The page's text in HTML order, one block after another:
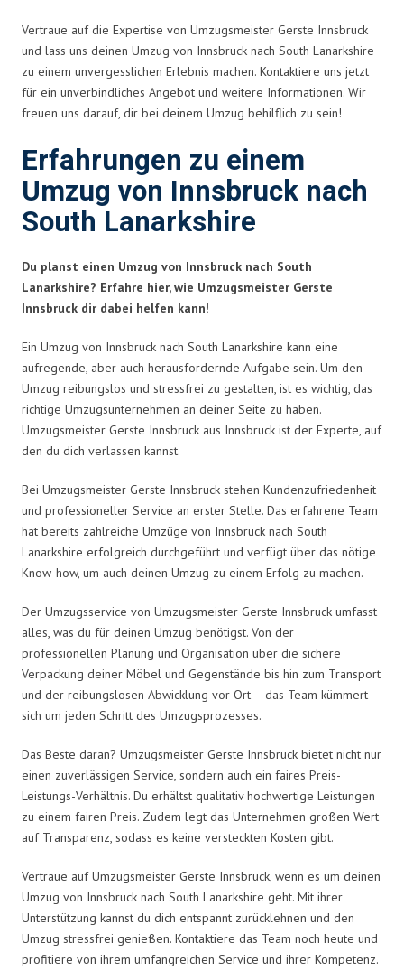
Vertraue auf die Expertise von Umzugsmeister Gerste Innsbruck
und lass uns deinen Umzug von Innsbruck nach South Lanarkshire
zu einem unvergesslichen Erlebnis machen. Kontaktiere uns jetzt
für ein unverbindliches Angebot und weitere Informationen. Wir
freuen uns darauf, dir bei deinem Umzug behilflich zu sein!
Erfahrungen zu einem
Umzug von Innsbruck nach
South Lanarkshire
Du planst einen Umzug von Innsbruck nach South
Lanarkshire? Erfahre hier, wie Umzugsmeister Gerste
Innsbruck dir dabei helfen kann!
Ein Umzug von Innsbruck nach South Lanarkshire kann eine
aufregende, aber auch herausfordernde Aufgabe sein. Um den
Umzug reibungslos und stressfrei zu gestalten, ist es wichtig, das
richtige Umzugsunternehmen an deiner Seite zu haben.
Umzugsmeister Gerste Innsbruck aus Innsbruck ist der Experte, auf
den du dich verlassen kannst.
Bei Umzugsmeister Gerste Innsbruck stehen Kundenzufriedenheit
und professioneller Service an erster Stelle. Das erfahrene Team
hat bereits zahlreiche Umzüge von Innsbruck nach South
Lanarkshire erfolgreich durchgeführt und verfügt über das nötige
Know-how, um auch deinen Umzug zu einem Erfolg zu machen.
Der Umzugsservice von Umzugsmeister Gerste Innsbruck umfasst
alles, was du für deinen Umzug benötigst. Von der
professionellen Planung und Organisation über die sichere
Verpackung deiner Möbel und Gegenstände bis hin zum Transport
und der reibungslosen Abwicklung vor Ort – das Team kümmert
sich um jeden Schritt des Umzugsprozesses.
Das Beste daran? Umzugsmeister Gerste Innsbruck bietet nicht nur
einen zuverlässigen Service, sondern auch ein faires Preis-
Leistungs-Verhältnis. Du erhältst qualitativ hochwertige Leistungen
zu einem fairen Preis. Zudem legt das Unternehmen großen Wert
auf Transparenz, sodass es keine versteckten Kosten gibt.
Vertraue auf Umzugsmeister Gerste Innsbruck, wenn es um deinen
Umzug von Innsbruck nach South Lanarkshire geht. Mit ihrer
Unterstützung kannst du dich entspannt zurücklehnen und den
Umzug stressfrei genießen. Kontaktiere das Team noch heute und
profitiere von ihrem umfangreichen Service und ihrer Kompetenz.